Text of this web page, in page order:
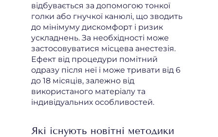
відбувається за допомогою тонкої
голки або гнучкої канюлі, що зводить
до мінімуму дискомфорт і ризик
ускладнень. За необхідності може
застосовуватися місцева анестезія.
Ефект від процедури помітний
одразу після неї і може тривати від 6
до 18 місяців, залежно від
використаного матеріалу та
індивідуальних особливостей.
Які існують новітні методики